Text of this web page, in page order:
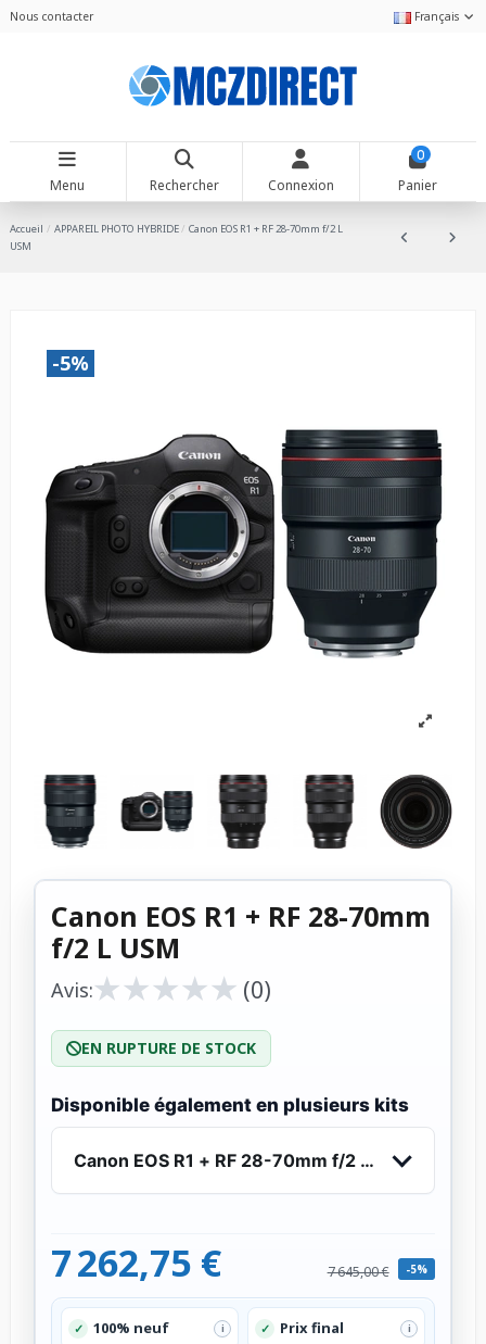
Nous contacter Français
Menu Rechercher Connexion
0
Panier
Accueil APPAREIL PHOTO HYBRIDE
Canon EOS R1 + RF 28-70mm f/2 L
USM
-5%
Canon EOS R1 + RF 28-70mm
f/2 L USM
Avis:★
★★
★★
★★
★★
★ (0)
EN RUPTURE DE STOCK
Disponible également en plusieurs kits
Canon EOS R1 + RF 28-70mm f/2 L USM
7 262,75 € 7 645,00 € -5%
✓ 100% neuf i ✓ Prix final i